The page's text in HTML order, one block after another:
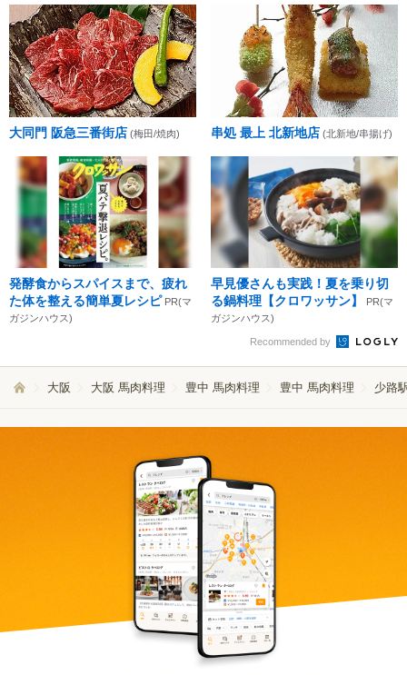
大同門 阪急三番街店 (梅田/焼肉) 串処 最上 北新地店 (北新地/串揚げ)
発酵食からスパイスまで、疲れ
た体を整える簡単夏レシピ PR(マ
ガジンハウス)
早見優さんも実践！夏を乗り切
る鍋料理【クロワッサン】
PR(マ
ガジンハウス)
Recommended by
大阪 大阪 馬肉料理 豊中 馬肉料理 豊中 馬肉料理 少路